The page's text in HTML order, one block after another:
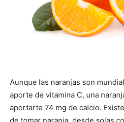
Aunque las naranjas son
aporte de vitamina C, una
aportarte 74 mg de calcio.
de tomar naranja, desde solas